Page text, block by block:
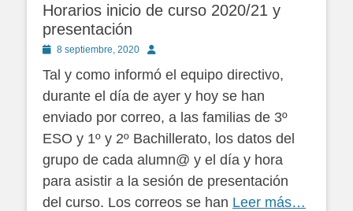
Horarios inicio de curso 2020/21 y
presentación
Publicado
8 septiembre, 2020 Autor
Tal y como informó el equipo directivo,
durante el día de ayer y hoy se han
enviado por correo, a las familias de 3º
ESO y 1º y 2º Bachillerato, los datos del
grupo de cada alumn@ y el día y hora
para asistir a la sesión de presentación
del curso. Los correos se han Leer más…